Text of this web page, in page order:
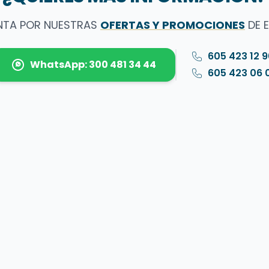
POR NUESTRAS OFERTAS Y PROMOCIONES DE
WhatsApp: 300 481 34 44
605 423 12
605 423 06